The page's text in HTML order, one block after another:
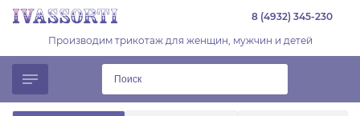
8 (4932) 345-230
Производим трикотаж для женщин, мужчин и детей